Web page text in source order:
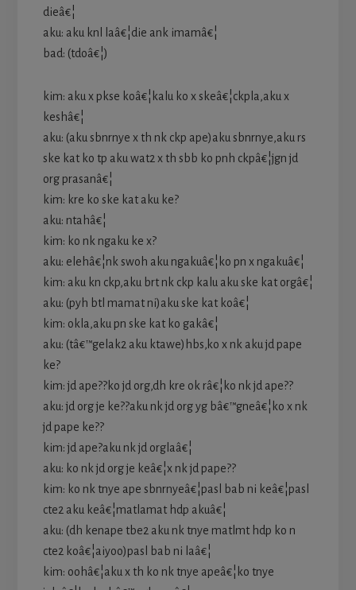
dieâ€¦
aku: aku knl laâ€¦die ank imamâ€¦
bad: (tdoâ€¦)
kim: aku x pkse koâ€¦kalu ko x skeâ€¦ckpla,aku x
keshâ€¦
aku: (aku sbnrnye x th nk ckp ape)aku sbnrnye,aku rs
ske kat ko tp aku wat2 x th sbb ko pnh ckpâ€¦jgn jd
org prasanâ€¦
kim: kre ko ske kat aku ke?
aku: ntahâ€¦
kim: ko nk ngaku ke x?
aku: elehâ€¦nk swoh aku ngakuâ€¦ko pn x ngakuâ€¦
kim: aku kn ckp,aku brt nk ckp kalu aku ske kat orgâ€¦
aku: (pyh btl mamat ni)aku ske kat koâ€¦
kim: okla,aku pn ske kat ko gakâ€¦
aku: (tâ€™gelak2 aku ktawe)hbs,ko x nk aku jd pape
ke?
kim: jd ape??ko jd org,dh kre ok râ€¦ko nk jd ape??
aku: jd org je ke??aku nk jd org yg bâ€™gneâ€¦ko x nk
jd pape ke??
kim: jd ape?aku nk jd orglaâ€¦
aku: ko nk jd org je keâ€¦x nk jd pape??
kim: ko nk tnye ape sbnrnyeâ€¦pasl bab ni keâ€¦pasl
cte2 aku keâ€¦matlamat hdp akuâ€¦
aku: (dh kenape tbe2 aku nk tnye matlmt hdp ko n
cte2 koâ€¦aiyoo)pasl bab ni laâ€¦
kim: oohâ€¦aku x th ko nk tnye apeâ€¦ko tnye